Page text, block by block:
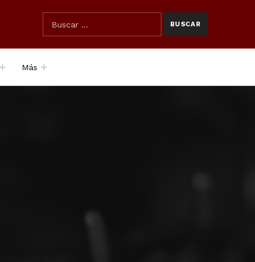
SEARCH THE SITE
Búsqueda para:
Más